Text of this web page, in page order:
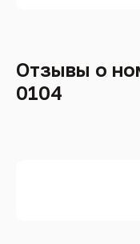
Отзывы о
0104